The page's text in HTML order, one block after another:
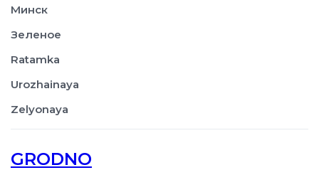
Минск
Зеленое
Ratamka
Urozhainaya
Zelyonaya
GRODNO